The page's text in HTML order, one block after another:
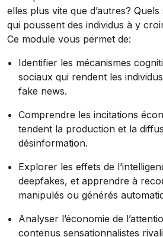
elles plus vite que d’autres?
qui poussent des individus à y
Ce module vous permet de:
Identifier les mécanismes
sociaux qui rendent les
fake news.
Comprendre les incitations
tendent la production et la
désinformation.
Explorer les effets de
deepfakes, et apprendre à
manipulés ou générés
Analyser l’économie de
contenus sensationnalistes